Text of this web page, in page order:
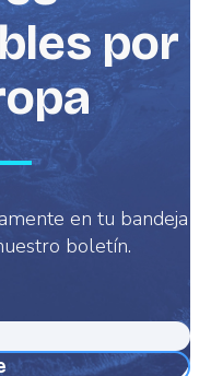
por
en tu bandeja
boletín.